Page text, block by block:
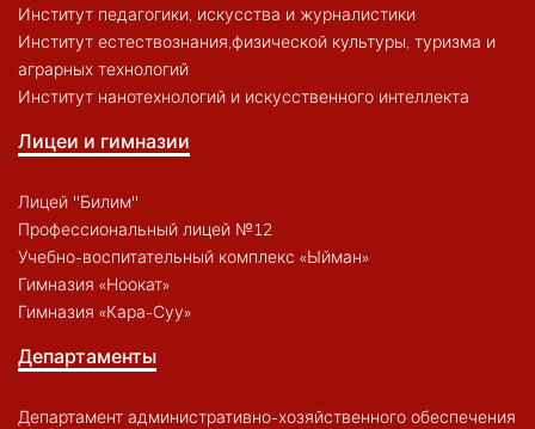
Институт педагогики, искусства и журналистики
Институт естествознания,физической культуры, туризма и
аграрных технологий
Институт нанотехнологий и искусственного интеллекта
Лицеи и гимназии
Лицей "Билим"
Профессиональный лицей №12
Учебно-воспитательный комплекс «Ыйман»
Гимназия «Ноокат»
Гимназия «Кара-Суу»
Департаменты
Департамент административно-хозяйственного обеспечения